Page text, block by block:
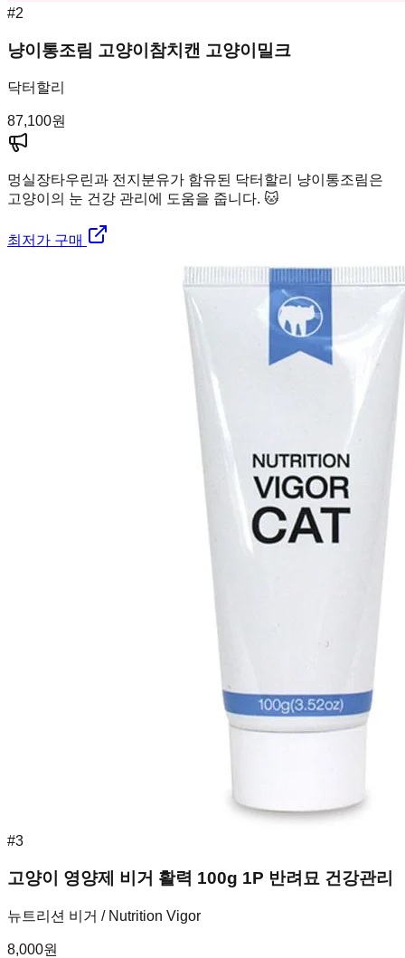
#2
냥이통조림 고양이참치캔 고양이밀크
닥터할리
87,100원
멍실장타우린과 전지분유가 함유된 닥터할리 냥이통조림은
고양이의 눈 건강 관리에 도움을 줍니다. 🐱
최저가 구매
#3
고양이 영양제 비거 활력 100g 1P 반려묘 건강관리
뉴트리션 비거 / Nutrition Vigor
8,000원